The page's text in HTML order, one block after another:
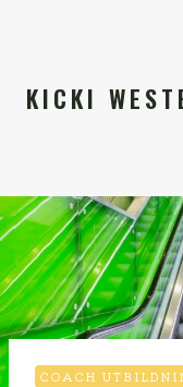
KICKI
COACH